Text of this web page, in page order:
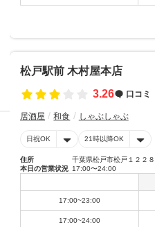
松戸駅前 木村屋本店
3.26
口コミ
居酒屋 和食 しゃぶしゃぶ
日祝OK 21時以降OK
住所
千葉県松戸市松戸１２２８
本日の営業状況 17:00〜24:00
17:00~23:00
17:00~24:00